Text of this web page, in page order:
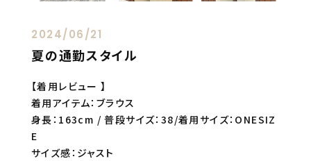
2024/06/21
夏の通勤スタイル
【着用レビュー 】
着用アイテム：ブラウス
身長：163cm / 普段サイズ：38/着用サイズ：ONESIZ
E
サイズ感：ジャスト